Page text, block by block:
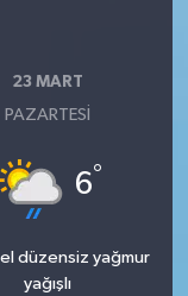
23 MART
PAZARTESI
6°
düzensiz yağmur
yağışlı